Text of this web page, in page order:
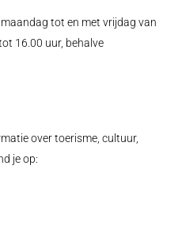
tot en met vrijdag van
16.00 uur, behalve
over toerisme, cultuur,
je op: